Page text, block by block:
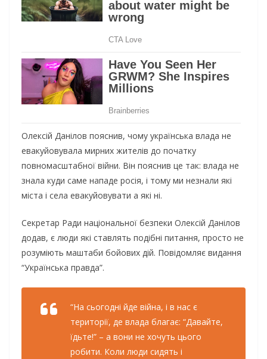
Олексій Данілов пояснив, чому українська влада не
евакуйовувала мирних жителів до початку
повномасштабної війни. Він пояснив це так: влада не
знала куди саме нападе росія, і тому ми незнали які
міста і села евакуйовувати а які ні.
Секретар Ради національної безпеки Олексій Данілов
додав, є люди які ставлять подібні питання, просто не
розуміють маштаби бойових дій. Повідомляє видання
“Українська правда”.
“На сьогодні йде війна, і в нас є
території, де влада благає: “Давайте,
їдьте!” – а вони не хочуть цього
робити. Коли люди сидять і